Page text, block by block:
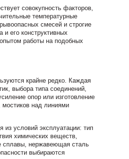
совокупность факторов,
температурные
смесей и строгие
его конструктивных
работы на подобных
крайне редко. Каждая
выбора типа соединений,
опор или изготовление
над линиями
условий эксплуатации: тип
химических веществ,
сплавы, нержавеющая сталь
выбираются